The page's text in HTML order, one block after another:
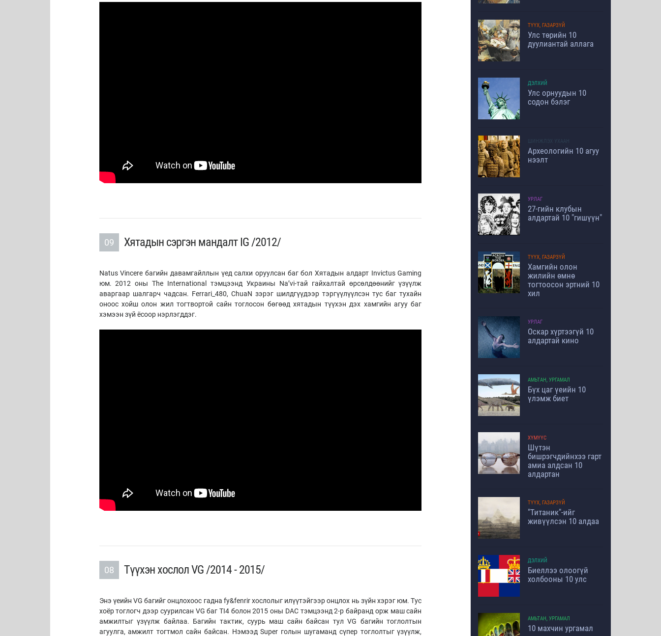
09 Хятадын сэргэн мандалт IG /2012/
Natus Vincere багийн давамгайллын үед салхи оруулсан баг бол Хятадын алдарт Invictus Gaming
юм. 2012 оны The International тэмцээнд Украины Na’vi-тай гайхалтай өрсөлдөөнийг үзүүлж
аваргаар шалгарч чадсан. Ferrari_480, ChuaN зэрэг шилдгүүдээр тэргүүлүүлсэн тус баг тухайн
оноос хойш олон жил тогтвортой сайн тоглосон бөгөөд хятадын түүхэн дэх хамгийн агуу баг
хэмээн зүй ёсоор нэрлэгддэг.
08 Түүхэн хослол VG /2014 - 2015/
Энэ үеийн VG багийг онцлохоос гадна fy&fenrir хослолыг илүүтэйгээр онцлох нь зүйн хэрэг юм. Тус
хоёр тоглогч дээр суурилсан VG баг TI4 болон 2015 оны DAC тэмцээнд 2-р байранд орж маш сайн
амжилтыг үзүүлж байлаа. Багийн тактик, суурь маш сайн байсан тул VG багийн тоглолтын
агуулга, амжилт тогтмол сайн байсан. Нэмээд Super голын шугаманд сүпер тоглолтыг үзүүлж,
ТҮҮХ, ГАЗАРЗҮЙ
Улс төрийн 10
дуулиантай аллага
ДЭЛХИЙ
Улс орнуудын 10
содон бэлэг
ШИНЖЛЭХ УХААН
Археологийн 10 агуу
нээлт
УРЛАГ
27-гийн клубын
алдартай 10 "гишүүн"
ТҮҮХ, ГАЗАРЗҮЙ
Хамгийн олон
жилийн өмнө
тогтоосон эртний 10
хил
УРЛАГ
Оскар хүртээгүй 10
алдартай кино
АМЬТАН, УРГАМАЛ
Бүх цаг үеийн 10
үлэмж биет
ХҮМҮҮС
Шүтэн
бишрэгчдийнхээ гарт
амиа алдсан 10
алдартан
ТҮҮХ, ГАЗАРЗҮЙ
"Титаник"-ийг
живүүлсэн 10 алдаа
ДЭЛХИЙ
Биеллээ олоогүй
холбооны 10 улс
АМЬТАН, УРГАМАЛ
10 махчин ургамал